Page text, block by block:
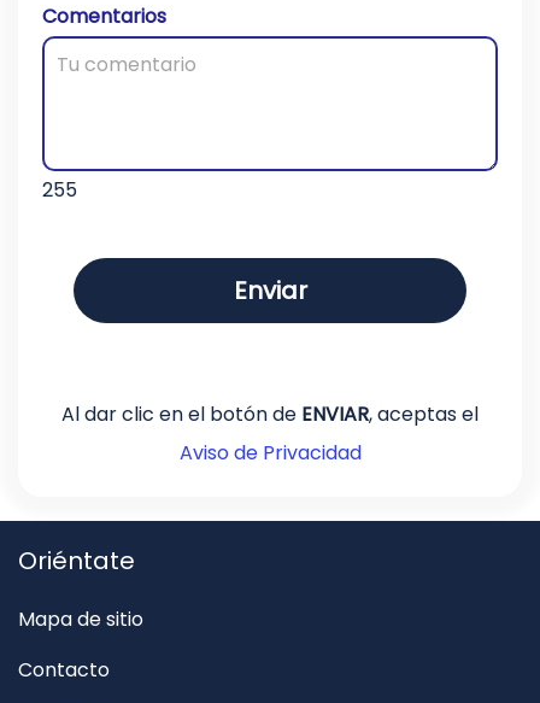
Comentarios
255
Al dar clic en el botón de ENVIAR, aceptas el
Aviso de Privacidad
Oriéntate
Mapa de sitio
Contacto